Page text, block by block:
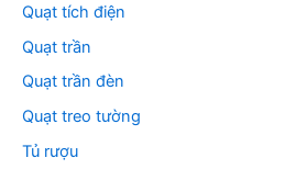
Quạt tích điện
Quạt trần
Quạt trần đèn
Quạt treo tường
Tủ rượu